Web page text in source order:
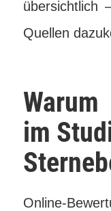
übersichtlich
Quellen
im
Online-